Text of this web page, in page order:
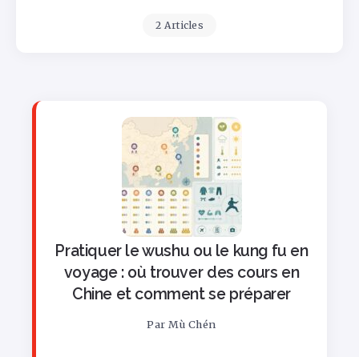
2 Articles
Pratiquer le wushu ou le kung fu en
voyage : où trouver des cours en
Chine et comment se préparer
Par Mù Chén